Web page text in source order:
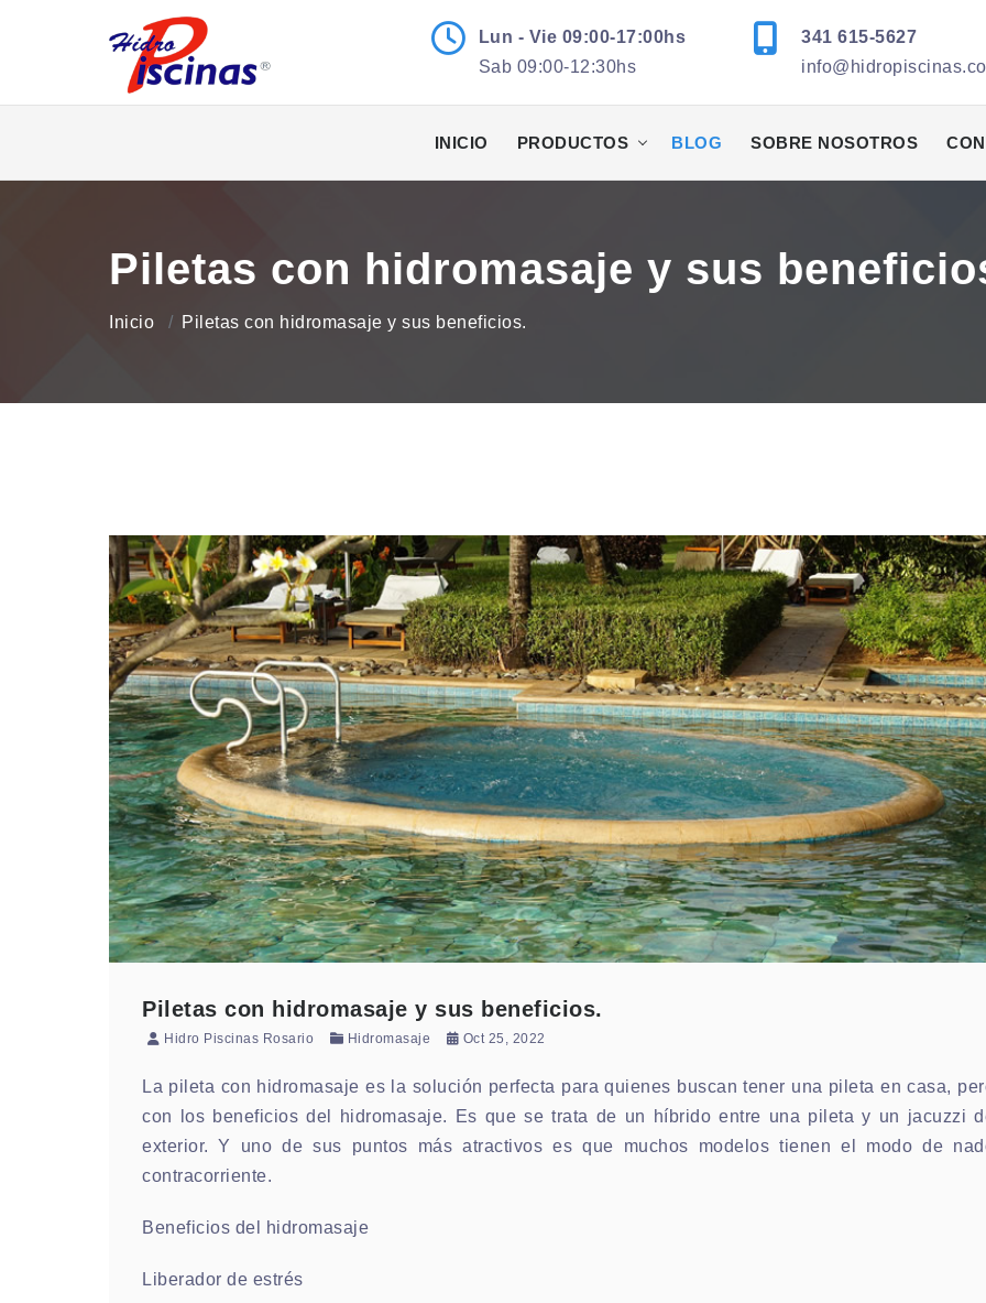
Lun - Vie 09:00-17:00hs
Sab 09:00-12:30hs
341 615-5627
INICIO PRODUCTOS BLOG SOBRE NOSOTROS
Piletas con hidromasaje y sus
Inicio Piletas con hidromasaje y sus beneficios.
Piletas con hidromasaje y sus beneficios.
Hidro Piscinas Rosario Hidromasaje Oct 25, 2022
La pileta con hidromasaje es la solución perfecta para quienes buscan tener una pileta en casa,
con los beneficios del hidromasaje. Es que se trata de un híbrido entre una pileta y un jacuzzi
exterior. Y uno de sus puntos más atractivos es que muchos modelos tienen el modo de
contracorriente.
Beneficios del hidromasaje
Liberador de estrés